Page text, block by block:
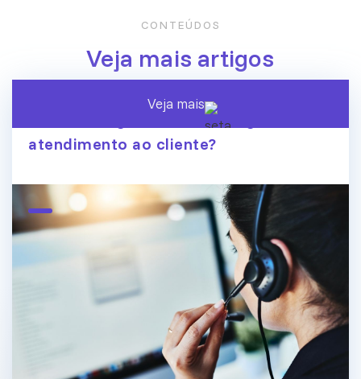
CONTEÚDOS
Veja mais artigos
A era dos agentes de IA chegou ao
atendimento ao cliente?
Veja mais